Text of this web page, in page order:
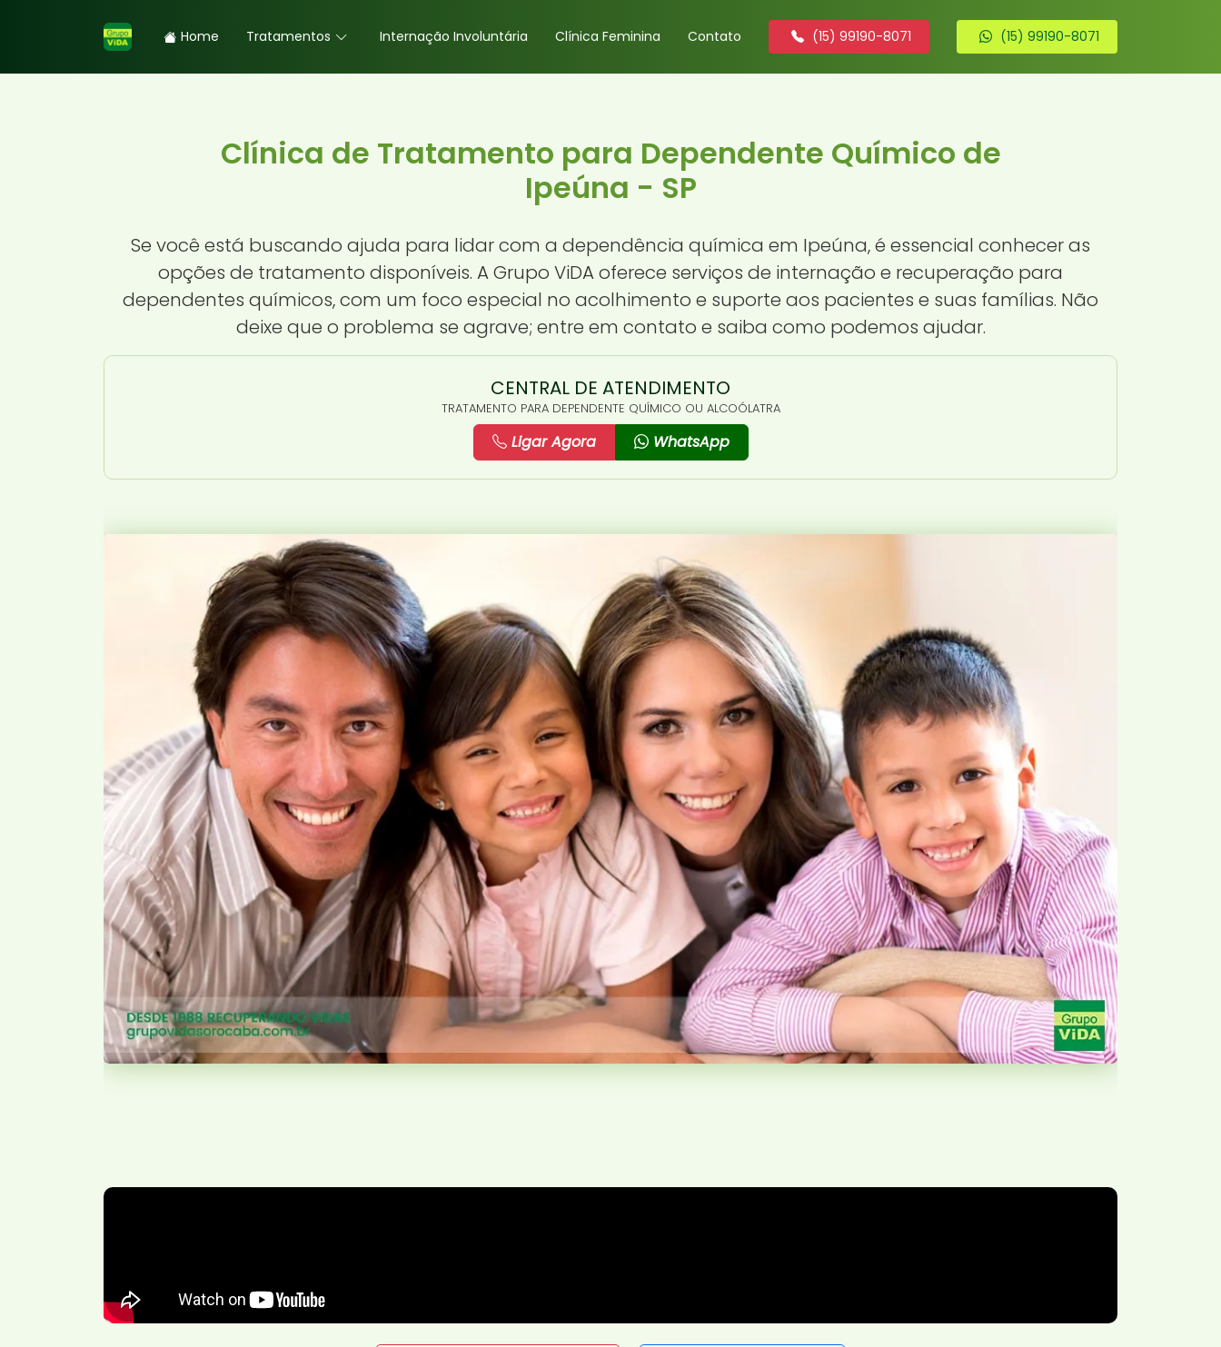
Home Tratamentos Internação Involuntária Clínica Feminina Contato (15) 99190-8071 (15) 99190-8071
Clínica de Tratamento para Dependente Químico de
Ipeúna - SP
Se você está buscando ajuda para lidar com a dependência química em Ipeúna, é essencial conhecer as
opções de tratamento disponíveis. A Grupo ViDA oferece serviços de internação e recuperação para
dependentes químicos, com um foco especial no acolhimento e suporte aos pacientes e suas famílias. Não
deixe que o problema se agrave; entre em contato e saiba como podemos ajudar.
CENTRAL DE ATENDIMENTO
TRATAMENTO PARA DEPENDENTE QUÍMICO OU ALCOÓLATRA
Ligar Agora WhatsApp